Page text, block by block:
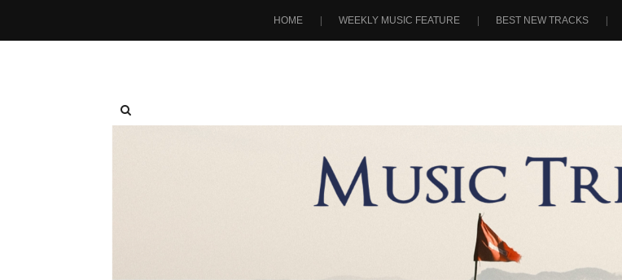
HOME WEEKLY MUSIC FEATURE BEST NEW TRACKS